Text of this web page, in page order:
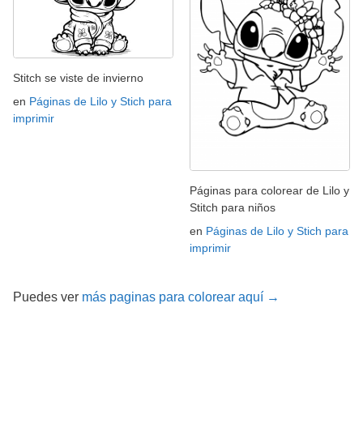
Stitch se viste de invierno
en Páginas de Lilo y Stich para
imprimir
Páginas para colorear de Lilo y
Stitch para niños
en Páginas de Lilo y Stich para
imprimir
Puedes ver más paginas para colorear aquí →